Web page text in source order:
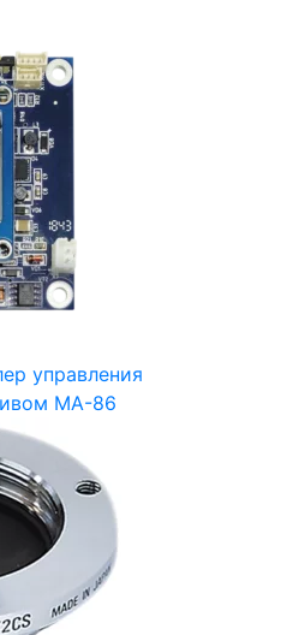
управления
MA-86